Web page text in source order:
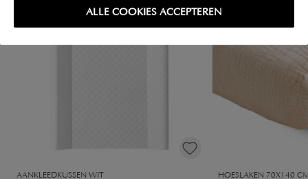
ALLE COOKIES ACCEPTEREN
AANKLEEDKUSSEN WIT
HOESLAKEN 70X140